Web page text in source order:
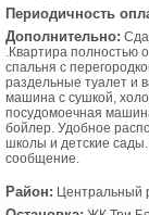
Периодичность
Дополнительно:
.Квартира полностью
спальня с
раздельные туалет и
машина с сушкой,
посудомоечная
бойлер. Удобное
школы и детские
сообщение.
Район: Центральный